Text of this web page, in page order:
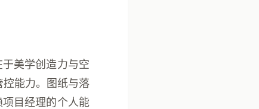
于美学创造力与空
能力。图纸与落
目经理的个人能